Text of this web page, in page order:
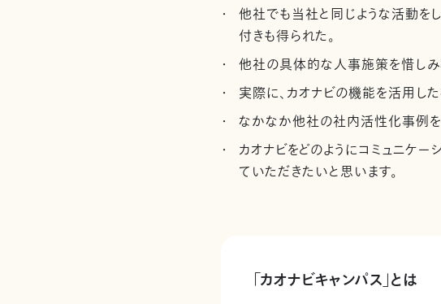
他社でも当社と同じような活動を
付きも得られた。
他社の具体的な人事施策を惜しみ
実際に、カオナビの機能を活用し
なかなか他社の社内活性化事例を
カオナビをどのようにコミュニケ
ていただきたいと思います。
「カオナビキャンパス」とは